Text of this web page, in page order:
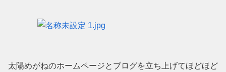
太陽めがねのホームページとブログを立ち上げてほどほど